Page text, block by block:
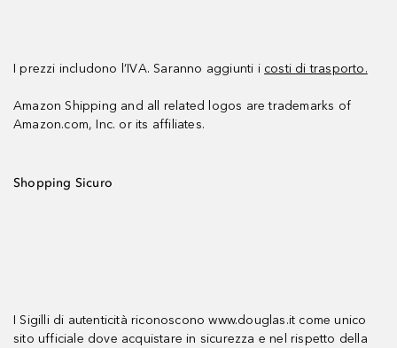
I prezzi includono l’IVA. Saranno aggiunti i costi di trasporto.
Amazon Shipping and all related logos are trademarks of
Amazon.com, Inc. or its affiliates.
Shopping Sicuro
I Sigilli di autenticità riconoscono www.douglas.it come unico
sito ufficiale dove acquistare in sicurezza e nel rispetto della